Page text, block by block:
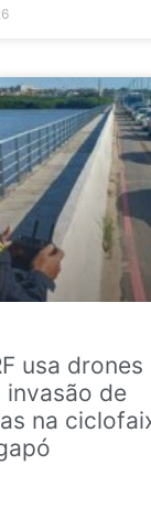
usa drones
de
na